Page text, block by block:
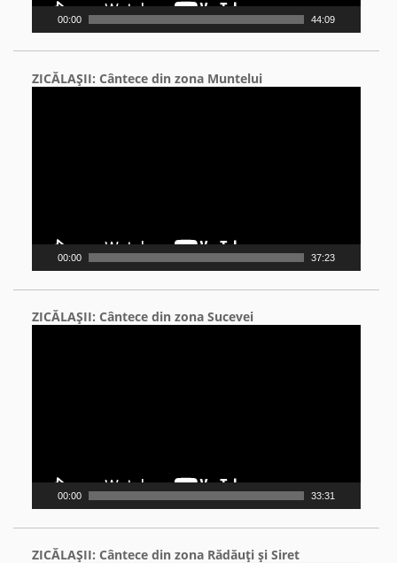
00:00 44:09
ZICĂLAŞII: Cântece din zona Muntelui
00:00 37:23
ZICĂLAŞII: Cântece din zona Sucevei
00:00 33:31
ZICĂLAŞII: Cântece din zona Rădăuţi şi Siret